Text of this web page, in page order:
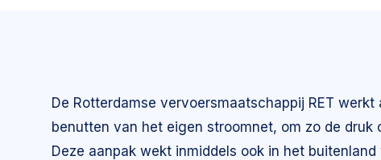
De Rotterdamse vervoersmaatschappij RET
benutten van het eigen stroomnet, om zo de
Deze aanpak wekt inmiddels ook in het